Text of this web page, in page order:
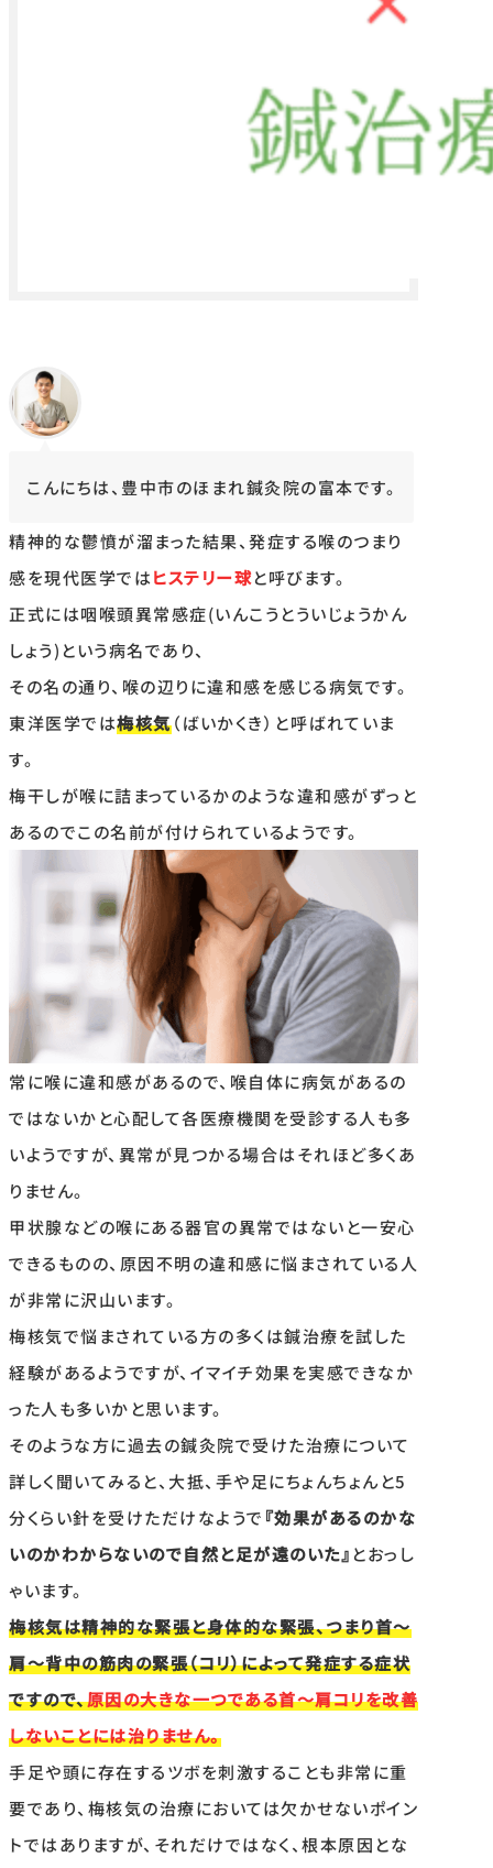
こんにちは、豊中市のほまれ鍼灸院の富本です。
精神的な鬱憤が溜まった結果、発症する喉のつまり
感を現代医学ではヒステリー球と呼びます。
正式には咽喉頭異常感症(いんこうとういじょうかん
しょう)という病名であり、
その名の通り、喉の辺りに違和感を感じる病気です。
東洋医学では梅核気（ばいかくき） と呼ばれていま
す。
梅干しが喉に詰まっているかのような違和感がずっと
あるのでこの名前が付けられているようです。
常に喉に違和感があるので、喉自体に病気があるの
ではないかと心配して各医療機関を受診する人も多
いようですが、異常が見つかる場合はそれほど多くあ
りません。
甲状腺などの喉にある器官の異常ではないと一安心
できるものの、原因不明の違和感に悩まされている人
が非常に沢山います。
梅核気で悩まされている方の多くは鍼治療を試した
経験があるようですが、イマイチ効果を実感できなか
った人も多いかと思います。
そのような方に過去の鍼灸院で受けた治療について
詳しく聞いてみると、大抵、手や足にちょんちょんと5
分くらい針を受けただけなようで 『効果があるのかな
いのかわからないので自然と足が遠のいた』 とおっし
ゃいます。
梅核気は精神的な緊張と身体的な緊張、つまり首〜
肩〜背中の筋肉の緊張（コリ）によって発症する症状
ですので、原因の大きな一つである首〜肩コリを改善
しないことには治りません。
手足や頭に存在するツボを刺激することも非常に重
要であり、梅核気の治療においては欠かせないポイン
トではありますが、それだけではなく、根本原因とな